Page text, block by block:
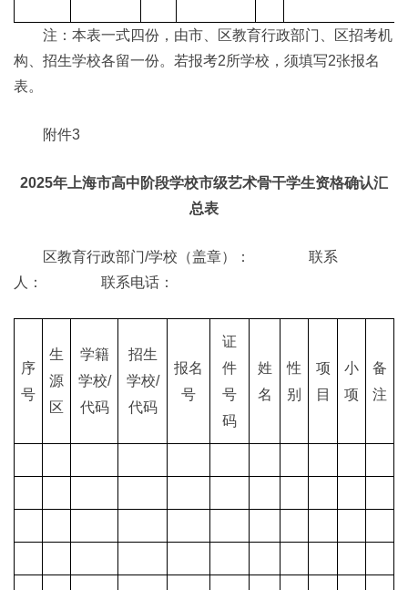
注：本表一式四份，由市、区教育行政部门、区招考机
构、招生学校各留一份。若报考2所学校，须填写2张报名
表。
附件3
2025年上海市高中阶段学校市级艺术骨干学生资格确认汇
总表
区教育行政部门/学校（盖章）： 联系
人： 联系电话：
序
号
生
源
区
学籍
学校/
代码
招生
学校/
代码
报名
号
证
件
号
码
姓
名
性
别
项
目
小
项
备
注